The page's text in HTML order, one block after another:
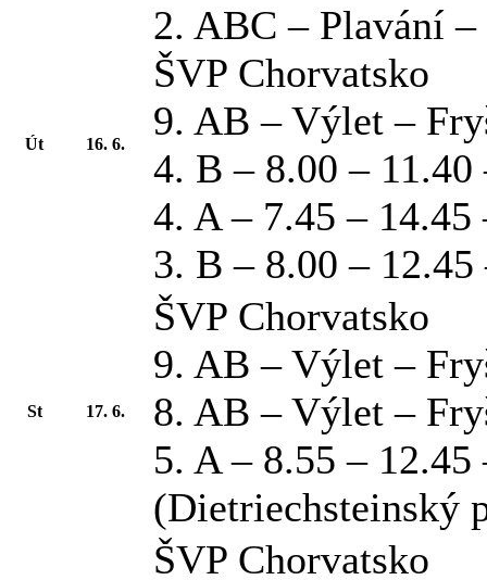
Út 16. 6.
2. ABC – Plavání
ŠVP Chorvatsko
9. AB – Výlet –
4. B – 8.00 –
4. A – 7.45 –
3. B – 8.00 –
St 17. 6.
ŠVP Chorvatsko
9. AB – Výlet –
8. AB – Výlet –
5. A – 8.55 –
(Dietriechsteinský
ŠVP Chorvatsko